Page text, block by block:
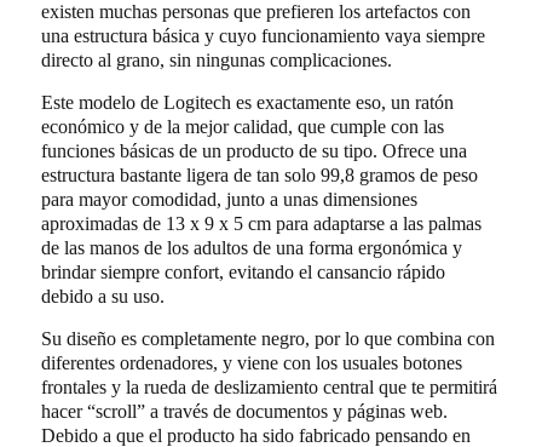
existen muchas personas que prefieren los artefactos con
una estructura básica y cuyo funcionamiento vaya siempre
directo al grano, sin ningunas complicaciones.
Este modelo de Logitech es exactamente eso, un ratón
económico y de la mejor calidad, que cumple con las
funciones básicas de un producto de su tipo. Ofrece una
estructura bastante ligera de tan solo 99,8 gramos de peso
para mayor comodidad, junto a unas dimensiones
aproximadas de 13 x 9 x 5 cm para adaptarse a las palmas
de las manos de los adultos de una forma ergonómica y
brindar siempre confort, evitando el cansancio rápido
debido a su uso.
Su diseño es completamente negro, por lo que combina con
diferentes ordenadores, y viene con los usuales botones
frontales y la rueda de deslizamiento central que te permitirá
hacer “scroll” a través de documentos y páginas web.
Debido a que el producto ha sido fabricado pensando en